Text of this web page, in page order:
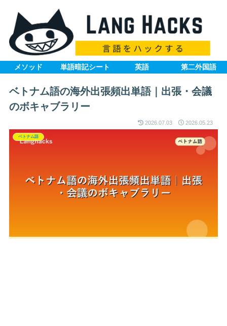
メソッド 単語暗記シート 英語 第二外国語
ベトナム語の海外出張頻出単語｜出張・会議
のボキャブラリー
2026.07.03 2026.05.23
ベトナム語